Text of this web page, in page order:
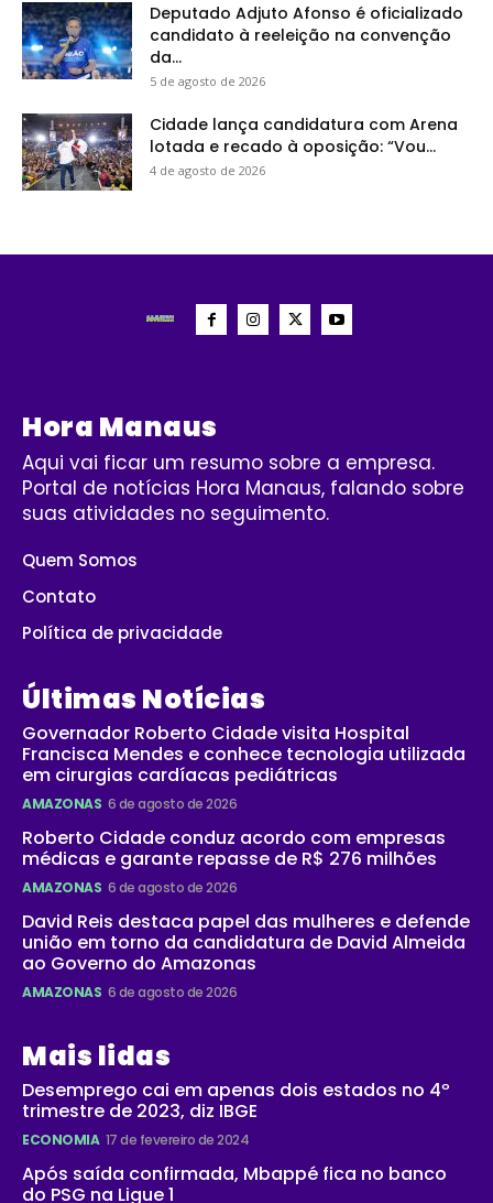
Deputado Adjuto Afonso é oficializado
candidato à reeleição na convenção
da...
5 de agosto de 2026
Cidade lança candidatura com Arena
lotada e recado à oposição: “Vou...
4 de agosto de 2026
Hora Manaus
Aqui vai ficar um resumo sobre a empresa.
Portal de notícias Hora Manaus, falando sobre
suas atividades no seguimento.
Quem Somos
Contato
Política de privacidade
Últimas Notícias
Governador Roberto Cidade visita Hospital
Francisca Mendes e conhece tecnologia utilizada
em cirurgias cardíacas pediátricas
AMAZONAS 6 de agosto de 2026
Roberto Cidade conduz acordo com empresas
médicas e garante repasse de R$ 276 milhões
AMAZONAS 6 de agosto de 2026
David Reis destaca papel das mulheres e defende
união em torno da candidatura de David Almeida
ao Governo do Amazonas
AMAZONAS 6 de agosto de 2026
Mais lidas
Desemprego cai em apenas dois estados no 4º
trimestre de 2023, diz IBGE
ECONOMIA 17 de fevereiro de 2024
Após saída confirmada, Mbappé fica no banco
do PSG na Ligue 1